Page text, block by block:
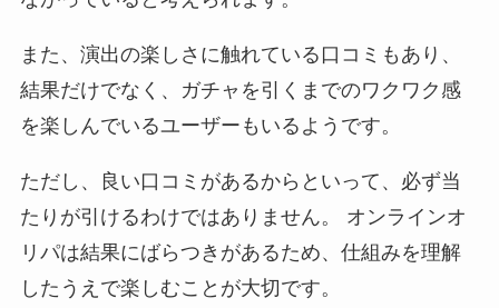
また、演出の楽しさに触れている口コミもあり、
結果だけでなく、ガチャを引くまでのワクワク感
を楽しんでいるユーザーもいるようです。
ただし、良い口コミがあるからといって、必ず当
たりが引けるわけではありません。 オンラインオ
リパは結果にばらつきがあるため、仕組みを理解
したうえで楽しむことが大切です。